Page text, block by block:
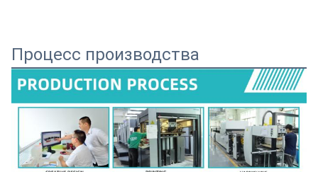
Процесс производства